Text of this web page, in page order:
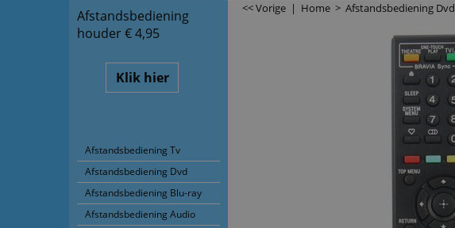
Afstandsbediening
houder € 4,95
Klik hier
Afstandsbediening Tv
Afstandsbediening Dvd
Afstandsbediening Blu-ray
Afstandsbediening Audio
<< Vorige | Home > Afstandsbediening Dvd